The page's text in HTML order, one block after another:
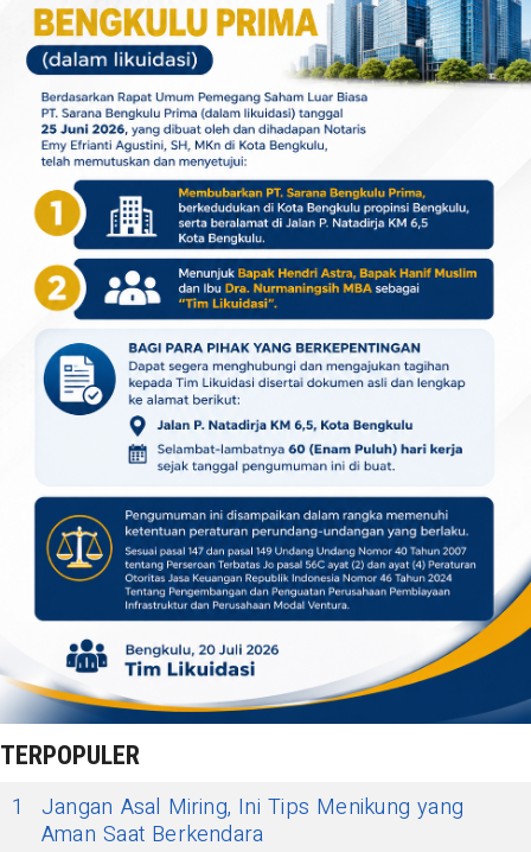
TERPOPULER
1
Jangan Asal Miring, Ini Tips Menikung yang
Aman Saat Berkendara